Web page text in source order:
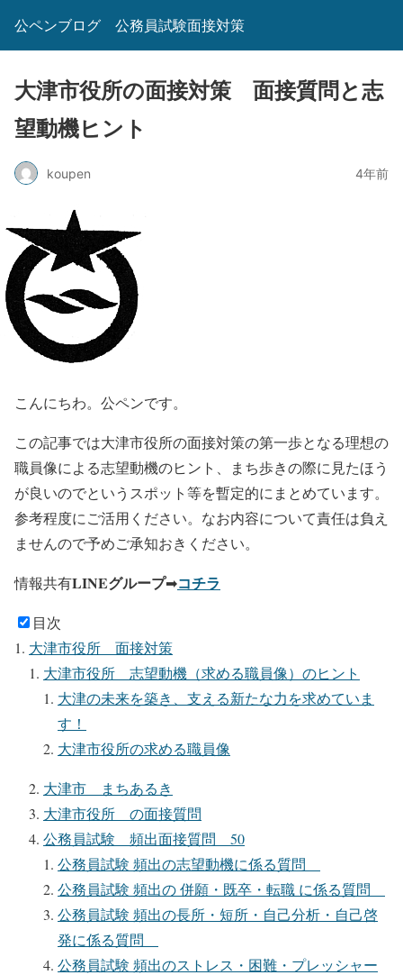
公ペンブログ 公務員試験面接対策
大津市役所の面接対策 面接質問と志
望動機ヒント
koupen 4年前
こんにちわ。公ペンです。
この記事では大津市役所の面接対策の第一歩となる理想の
職員像による志望動機のヒント、まち歩きの際に見たほう
が良いのでというスポット等を暫定的にまとめています。
参考程度にご活用ください。なお内容について責任は負え
ませんので予めご承知おきください。
情報共有LINEグループ➡コチラ
目次
大津市役所 面接対策
大津市役所 志望動機（求める職員像）のヒント
大津の未来を築き、支える新たな力を求めていま
す！
大津市役所の求める職員像
大津市 まちあるき
大津市役所 の面接質問
公務員試験 頻出面接質問 50
公務員試験 頻出の志望動機に係る質問
公務員試験 頻出の 併願・既卒・転職 に係る質問
公務員試験 頻出の長所・短所・自己分析・自己啓
発に係る質問
公務員試験 頻出のストレス・困難・プレッシャー